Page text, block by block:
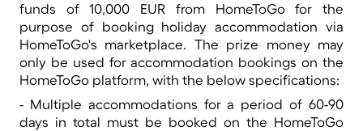
funds of 10,000 EUR from HomeToGo for the
purpose of booking holiday accommodation via
HomeToGo's marketplace. The prize money may
only be used for accommodation bookings on the
HomeToGo platform, with the below specifications:
- Multiple accommodations for a period of 60-90
days in total must be booked on the HomeToGo